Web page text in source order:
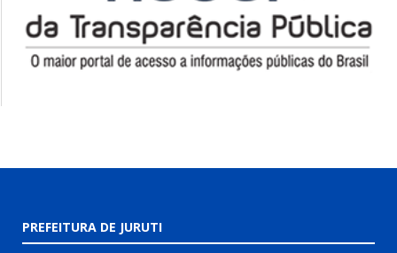
PREFEITURA DE JURUTI